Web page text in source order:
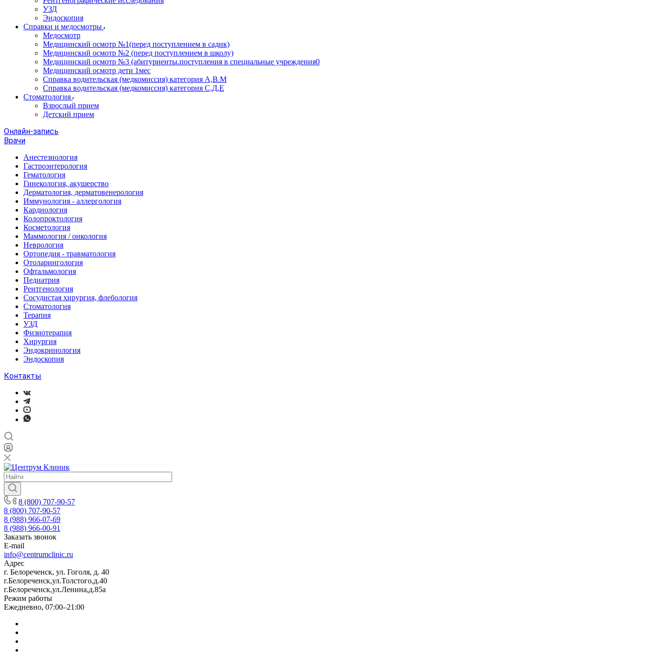
УЗД
Эндоскопия
Справки и медосмотры
Медосмотр
Медицинский осмотр №1(перед поступлением в садик)
Медицинский осмотр №2 (перед поступлением в школу)
Медицинский осмотр №3 (абитуриенты.поступления в специальные учреждения0
Медицинский осмотр дети 1мес
Справка водительская (медкомиссия) категория А,В.М
Справка водительская (медкомиссия) категория С,Д,Е
Стоматология
Взрослый прием
Детский прием
Онлайн-запись
Врачи
Анестезиология
Гастроэнтерология
Гематология
Гинекология, акушерство
Дерматология, дерматовенерология
Иммунология - аллергология
Кардиология
Колопроктология
Косметология
Маммология / онкология
Неврология
Ортопедия - травматология
Отоларингология
Офтальмология
Педиатрия
Рентгенология
Сосудистая хирургия, флебология
Стоматология
Терапия
УЗД
Физиотерапия
Хирургия
Эндокринология
Эндоскопия
Контакты
8 (800) 707-90-57
8 (800) 707-90-57
8 (988) 966-07-69
8 (988) 966-00-91
Заказать звонок
E-mail
info@centrumclinic.ru
Адрес
г. Белореченск, ул. Гоголя, д. 40
г.Белореченск,ул.Толстого,д.40
г.Белореченск,ул.Ленина,д.85а
Режим работы
Ежедневно, 07:00–21:00